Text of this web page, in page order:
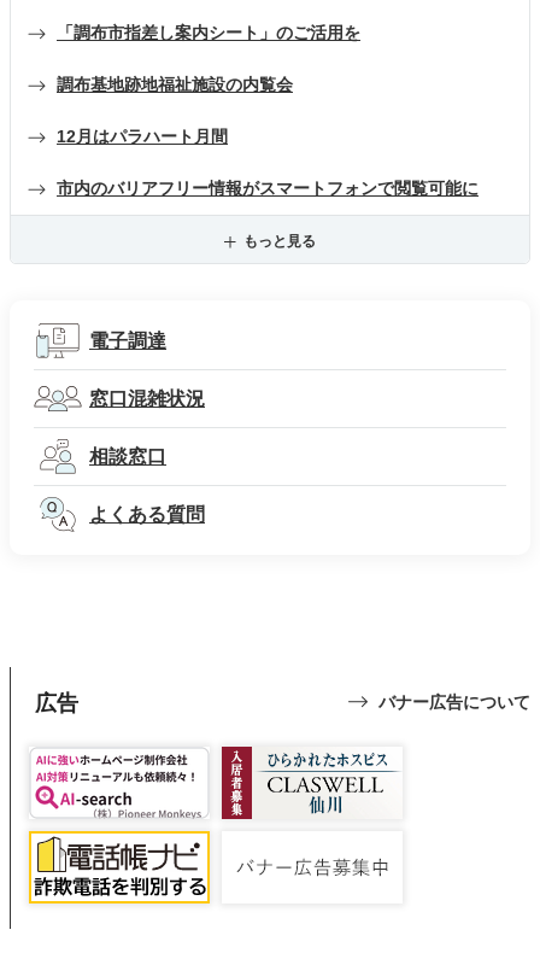
「調布市指差し案内シート」のご活用を
調布基地跡地福祉施設の内覧会
12月はパラハート月間
市内のバリアフリー情報がスマートフォンで閲覧可能に
もっと見る
電子調達
窓口混雑状況
相談窓口
よくある質問
広告 バナー広告について